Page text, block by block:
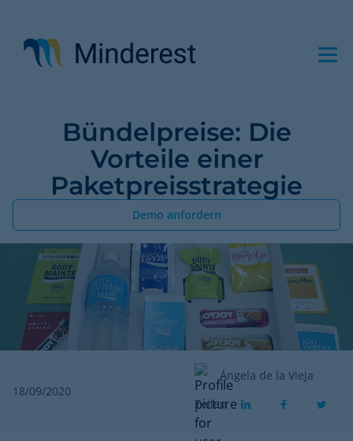
Inhalt
Bündelpreise: Die
Vorteile einer
Paketpreisstrategie
Demo anfordern
18/09/2020
Ángela de la Vieja
Teilen